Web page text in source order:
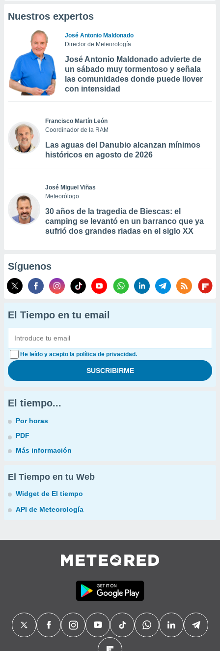
Nuestros expertos
José Antonio Maldonado
Director de Meteorología
José Antonio Maldonado advierte de
un sábado muy tormentoso y señala
las comunidades donde puede llover
con intensidad
Francisco Martín León
Coordinador de la RAM
Las aguas del Danubio alcanzan mínimos
históricos en agosto de 2026
José Miguel Viñas
Meteorólogo
30 años de la tragedia de Biescas: el
camping se levantó en un barranco que ya
sufrió dos grandes riadas en el siglo XX
Síguenos
El Tiempo en tu email
He leído y acepto la política de privacidad.
El tiempo...
Por horas
PDF
Más información
El Tiempo en tu Web
Widget de El tiempo
API de Meteorología